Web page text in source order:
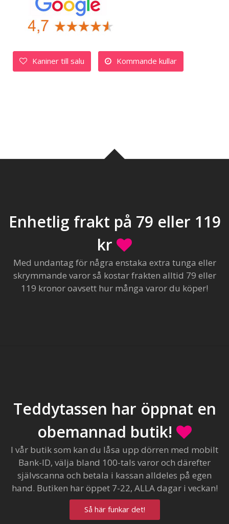
Kaniner till salu Kommande kullar
Enhetlig frakt på 79 eller 119
kr
Med undantag för några enstaka extra tunga eller
skrymmande varor så kostar frakten alltid 79 eller
119 kronor oavsett hur många varor du köper!
Teddytassen har öppnat en
obemannad butik!
I vår butik som kan du låsa upp dörren med mobilt
Bank-ID, välja bland 100-tals varor och därefter
självscanna och betala i kassan alldeles på egen
hand. Butiken har öppet 7-22, ALLA dagar i veckan!
Så här funkar det!